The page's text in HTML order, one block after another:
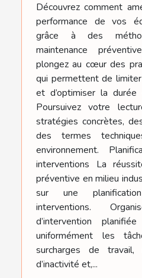
Découvrez comment
performance de vos
grâce à des
maintenance
plongez au cœur des
qui permettent de
et d’optimiser la
Poursuivez votre
stratégies concrètes,
des termes
environnement.
interventions La
préventive en milieu
sur une
interventions.
d’intervention
uniformément les
surcharges de
d’inactivité et,...